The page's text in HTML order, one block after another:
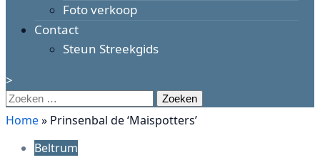
Foto verkoop
Contact
Steun Streekgids
>
Zoeken
naar:
Home» Prinsenbal de ‘Maispotters’
Beltrum